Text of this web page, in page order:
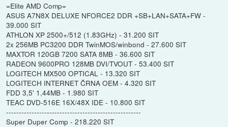
=Elite AMD Comp=
ASUS A7N8X DELUXE NFORCE2 DDR +SB+LAN+SATA+FW -
39.000 SIT
ATHLON XP 2500+/512 (1.83GHz) - 31.200 SIT
2x 256MB PC3200 DDR TwinMOS/winbond - 27.600 SIT
MAXTOR 120GB 7200 SATA 8MB - 36.600 SIT
RADEON 9600PRO 128MB DVI/TVOUT - 53.400 SIT
LOGITECH MX500 OPTICAL - 13.320 SIT
LOGITECH INTERNET ČRNA OEM - 4.320 SIT
FDD 3,5' 1,44MB - 1.980 SIT
TEAC DVD-516E 16X/48X IDE - 10.800 SIT
-----------------------------------------------------
Super Duper Comp - 218.220 SIT